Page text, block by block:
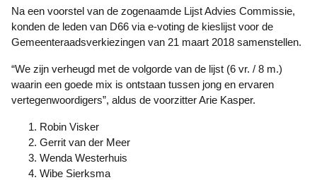
Na een voorstel van de zogenaamde Lijst Advies Commissie,
konden de leden van D66 via e-voting de kieslijst voor de
Gemeenteraadsverkiezingen van 21 maart 2018 samenstellen.
“We zijn verheugd met de volgorde van de lijst (6 vr. / 8 m.)
waarin een goede mix is ontstaan tussen jong en ervaren
vertegenwoordigers”, aldus de voorzitter Arie Kasper.
Robin Visker
Gerrit van der Meer
Wenda Westerhuis
Wibe Sierksma